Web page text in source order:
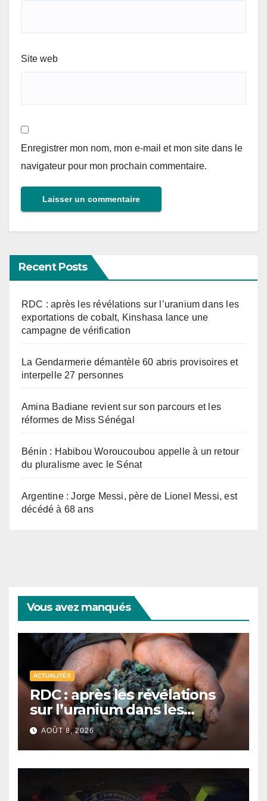
Site web
Enregistrer mon nom, mon e-mail et mon site dans le
navigateur pour mon prochain commentaire.
Recent Posts
RDC : après les révélations sur l’uranium dans les
exportations de cobalt, Kinshasa lance une
campagne de vérification
La Gendarmerie démantèle 60 abris provisoires et
interpelle 27 personnes
Amina Badiane revient sur son parcours et les
réformes de Miss Sénégal
Bénin : Habibou Woroucoubou appelle à un retour
du pluralisme avec le Sénat
Argentine : Jorge Messi, père de Lionel Messi, est
décédé à 68 ans
Vous avez manqués
ACTUALITÉS
RDC : après les révélations
sur l’uranium dans les
exportations de cobalt,
Kinshasa lance une
campagne de vérification
AOÛT 8, 2026